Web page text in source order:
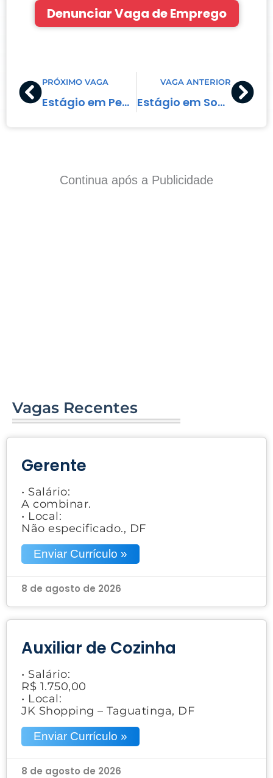
Denunciar Vaga de Emprego
Prev
PRÓXIMO VAGA
Estágio em Pedagogia
VAGA ANTERIOR
Estágio em Social Media
Continua após a Publicidade
Vagas Recentes
Gerente
• Salário:
A combinar.
• Local:
Não especificado., DF
Enviar Currículo »
8 de agosto de 2026
Auxiliar de Cozinha
• Salário:
R$ 1.750,00
• Local:
JK Shopping – Taguatinga, DF
Enviar Currículo »
8 de agosto de 2026